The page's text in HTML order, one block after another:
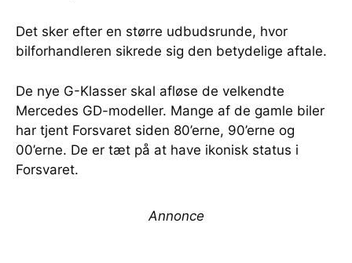
Det sker efter en større udbudsrunde, hvor
bilforhandleren sikrede sig den betydelige aftale.
De nye G-Klasser skal afløse de velkendte
Mercedes GD-modeller. Mange af de gamle biler
har tjent Forsvaret siden 80’erne, 90’erne og
00’erne. De er tæt på at have ikonisk status i
Forsvaret.
Annonce